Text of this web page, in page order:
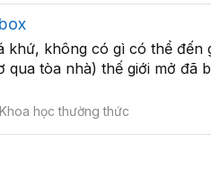
không có gì có thể đến
tòa nhà) thế giới mở
Khoa học thường thức